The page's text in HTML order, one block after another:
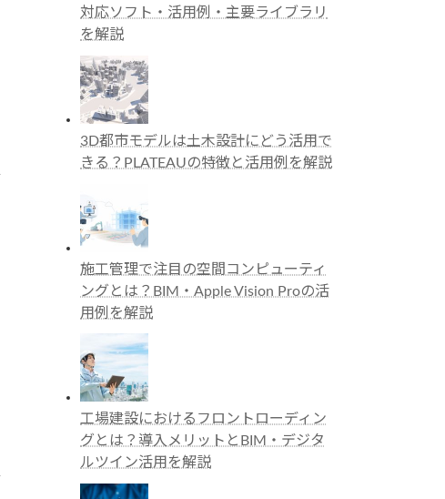
対応ソフト・活用例・主要ライブラリ
を解説
3D都市モデルは土木設計にどう活用で
きる？PLATEAUの特徴と活用例を解説
施工管理で注目の空間コンピューティ
ングとは？BIM・Apple Vision Proの活
用例を解説
工場建設におけるフロントローディン
グとは？導入メリットとBIM・デジタ
ルツイン活用を解説